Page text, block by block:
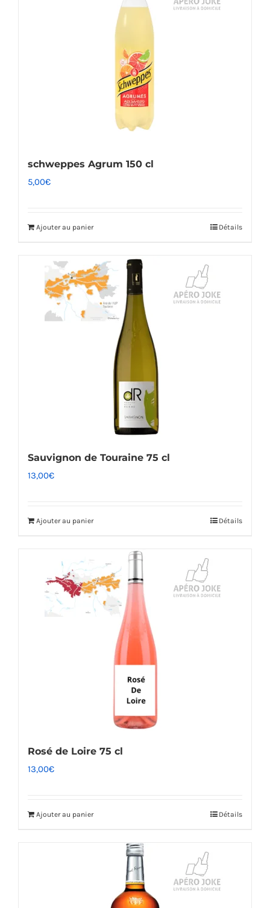
schweppes Agrum 150 cl
5,00€
Ajouter au panier Détails
Sauvignon de Touraine 75 cl
13,00€
Ajouter au panier Détails
Rosé de Loire 75 cl
13,00€
Ajouter au panier Détails